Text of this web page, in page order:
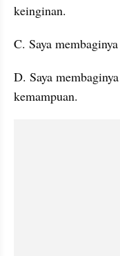
keinginan.
C. Saya
D. Saya
kemampuan.